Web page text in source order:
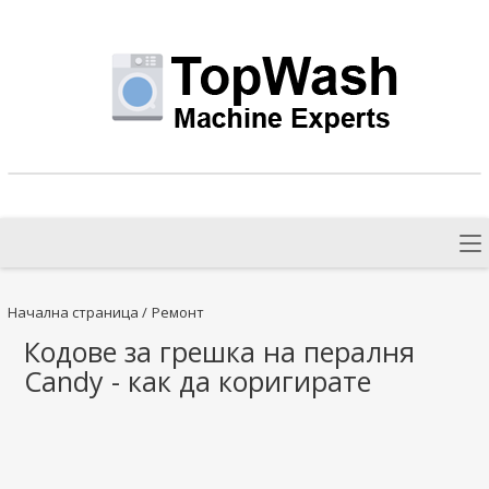
Начална страница / Ремонт
Кодове за грешка на пералня
Candy - как да коригирате